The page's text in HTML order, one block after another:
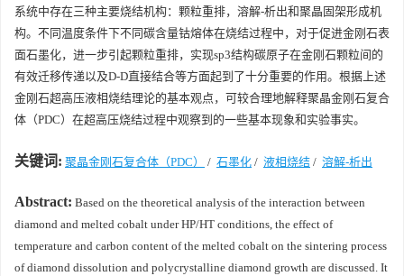
系统中存在三种主要烧结机构：颗粒重排，溶解-析出和聚晶固架形成机
构。不同温度条件下不同碳含量钴熔体在烧结过程中，对于促进金刚石表
面石墨化，进一步引起颗粒重排，实现sp3结构碳原子在金刚石颗粒间的
有效迁移传递以及D-D直接结合等方面起到了十分重要的作用。根据上述
金刚石超高压液相烧结理论的基本观点，可较合理地解释聚晶金刚石复合
体（PDC）在超高压烧结过程中观察到的一些基本现象和实验事实。
关键词: 聚晶金刚石复合体（PDC） / 石墨化 / 液相烧结 / 溶解-析出
Abstract: Based on the theoretical analysis of the interaction between
diamond and melted cobalt under HP/HT conditions, the effect of
temperature and carbon content of the melted cobalt on the sintering process
of diamond dissolution and polycrystalline diamond growth are discussed. It